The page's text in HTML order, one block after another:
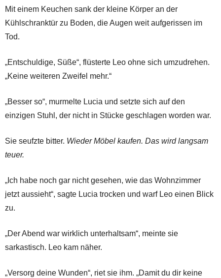
Mit einem Keuchen sank der kleine Körper an der
Kühlschranktür zu Boden, die Augen weit aufgerissen im
Tod.
„Entschuldige, Süße“, flüsterte Leo ohne sich umzudrehen.
„Keine weiteren Zweifel mehr.“
„Besser so“, murmelte Lucia und setzte sich auf den
einzigen Stuhl, der nicht in Stücke geschlagen worden war.
Sie seufzte bitter. Wieder Möbel kaufen. Das wird langsam
teuer.
„Ich habe noch gar nicht gesehen, wie das Wohnzimmer
jetzt aussieht“, sagte Lucia trocken und warf Leo einen Blick
zu.
„Der Abend war wirklich unterhaltsam“, meinte sie
sarkastisch. Leo kam näher.
„Versorg deine Wunden“, riet sie ihm. „Damit du dir keine